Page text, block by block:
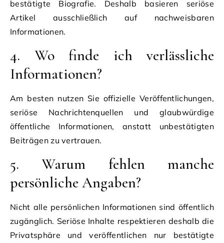
bestätigte Biografie. Deshalb basieren seriöse
Artikel ausschließlich auf nachweisbaren
Informationen.
4. Wo finde ich verlässliche
Informationen?
Am besten nutzen Sie offizielle Veröffentlichungen,
seriöse Nachrichtenquellen und glaubwürdige
öffentliche Informationen, anstatt unbestätigten
Beiträgen zu vertrauen.
5. Warum fehlen manche
persönliche Angaben?
Nicht alle persönlichen Informationen sind öffentlich
zugänglich. Seriöse Inhalte respektieren deshalb die
Privatsphäre und veröffentlichen nur bestätigte